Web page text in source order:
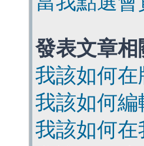
發表文章相
我該如何
我該如何
我該如何